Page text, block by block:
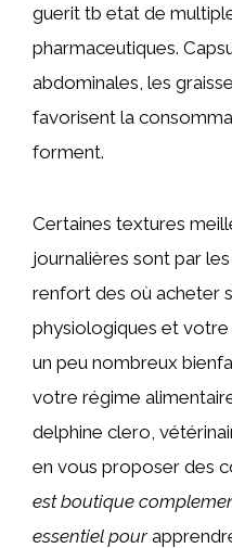
guerit tb etat de
pharmaceutiques.
abdominales, les
favorisent la
forment.
Certaines textures
journalières sont par
renfort des où acheter
physiologiques et
un peu nombreux
votre régime
delphine clero,
en vous proposer des
est boutique
essentiel pour